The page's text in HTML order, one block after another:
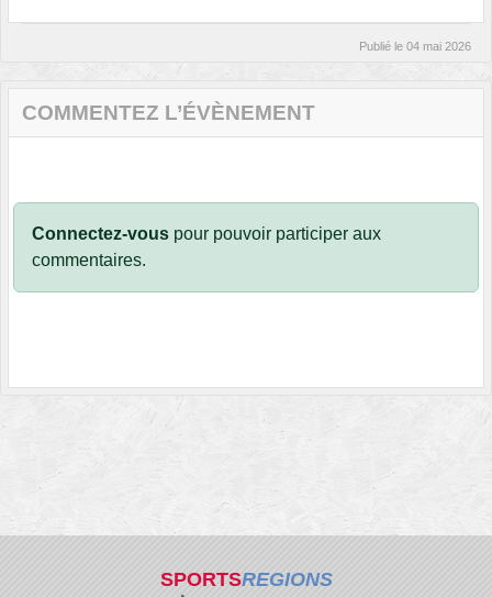
Publié le 04 mai 2026
COMMENTEZ L’ÉVÈNEMENT
Connectez-vous pour pouvoir participer aux
commentaires.
SPORTSREGIONS